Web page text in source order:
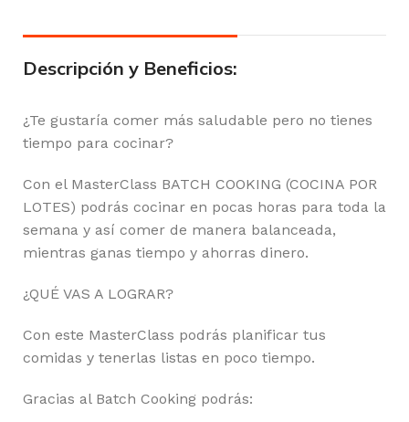
Descripción y Beneficios:
¿Te gustaría comer más saludable pero no tienes
tiempo para cocinar?
Con el MasterClass BATCH COOKING (COCINA POR
LOTES) podrás cocinar en pocas horas para toda la
semana y así comer de manera balanceada,
mientras ganas tiempo y ahorras dinero.
¿QUÉ VAS A LOGRAR?
Con este MasterClass podrás planificar tus
comidas y tenerlas listas en poco tiempo.
Gracias al Batch Cooking podrás: